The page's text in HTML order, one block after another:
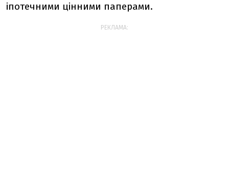
іпотечними цінними паперами.
РЕКЛАМА: